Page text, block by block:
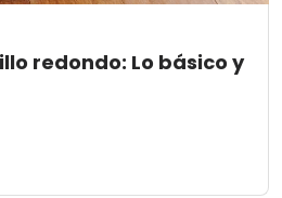
redondo: Lo básico y